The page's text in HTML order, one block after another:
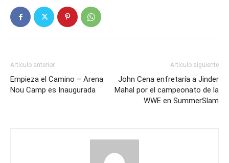
Artículo anterior
Empieza el Camino – Arena
Nou Camp es Inaugurada
Artículo siguiente
John Cena enfretaría a Jinder
Mahal por el campeonato de la
WWE en SummerSlam